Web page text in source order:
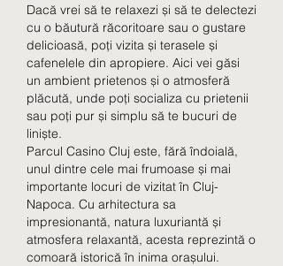
Dacă vrei să te relaxezi și să te delectezi
cu o băutură răcoritoare sau o gustare
delicioasă, poți vizita și terasele și
cafenelele din apropiere. Aici vei găsi
un ambient prietenos și o atmosferă
plăcută, unde poți socializa cu prietenii
sau poți pur și simplu să te bucuri de
liniște.
Parcul Casino Cluj este, fără îndoială,
unul dintre cele mai frumoase și mai
importante locuri de vizitat în Cluj-
Napoca. Cu arhitectura sa
impresionantă, natura luxuriantă și
atmosfera relaxantă, acesta reprezintă o
comoară istorică în inima orașului.